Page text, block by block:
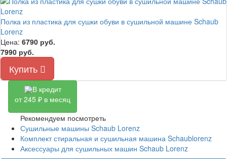
Полка из пластика для сушки обуви в сушильной машине Schaub
Lorenz
Цена: 6790 руб.
7990 руб.
Купить
В кредит
от 245 ₽ в месяц
Рекомендуем посмотреть
Сушильные машины Schaub Lorenz
Комплект стиральная и сушильная машина Schaublorenz
Аксессуары для сушильных машин Schaub Lorenz